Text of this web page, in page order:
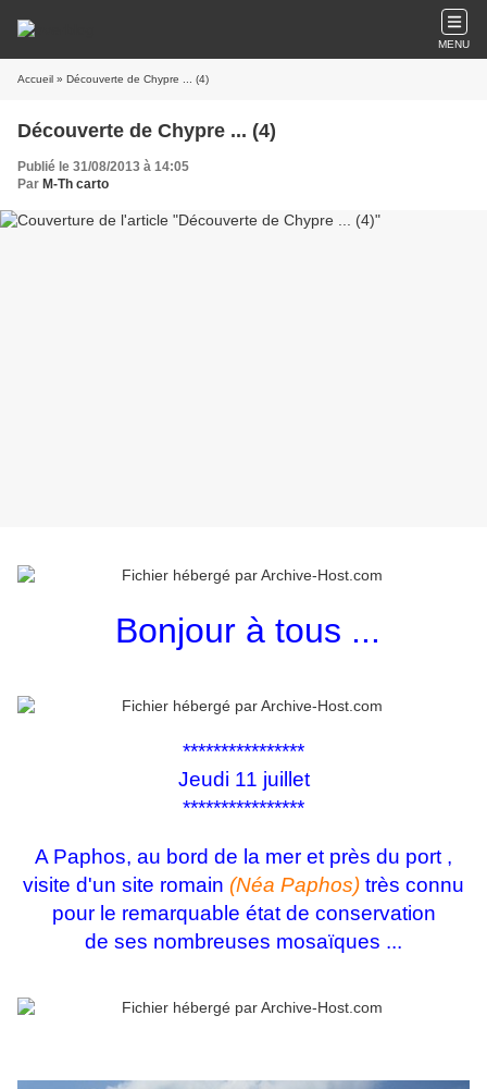
MENU
Accueil » Découverte de Chypre ... (4)
Découverte de Chypre ... (4)
Publié le 31/08/2013 à 14:05
Par M-Th carto
Bonjour à tous ...
****************
Jeudi 11 juillet
****************
A Paphos, au bord de la mer et près du port ,
visite d'un site romain (Néa Paphos) très connu
pour le remarquable état de conservation
de ses nombreuses mosaïques ...